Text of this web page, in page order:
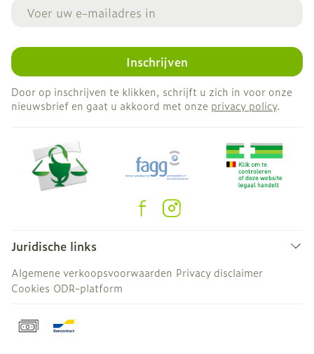
Inschrijven
Door op inschrijven te klikken, schrijft u zich in voor onze
nieuwsbrief en gaat u akkoord met onze privacy policy.
Juridische links
Algemene verkoopsvoorwaarden Privacy disclaimer
Cookies ODR-platform